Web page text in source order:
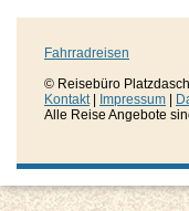
Fahrradreisen
© Reisebüro
Kontakt| Impressum
Alle Reise Angebote